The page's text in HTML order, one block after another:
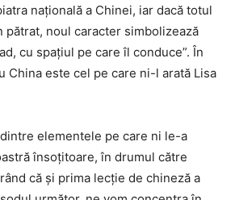
națională a Chinei, iar dacă totul
noul caracter simbolizează
cu spațiul pe care îl conduce”. În
China este cel pe care ni-l arată Lisa
elementele pe care ni le-a
însoțitoare, în drumul către
că și prima lecție de chineză a